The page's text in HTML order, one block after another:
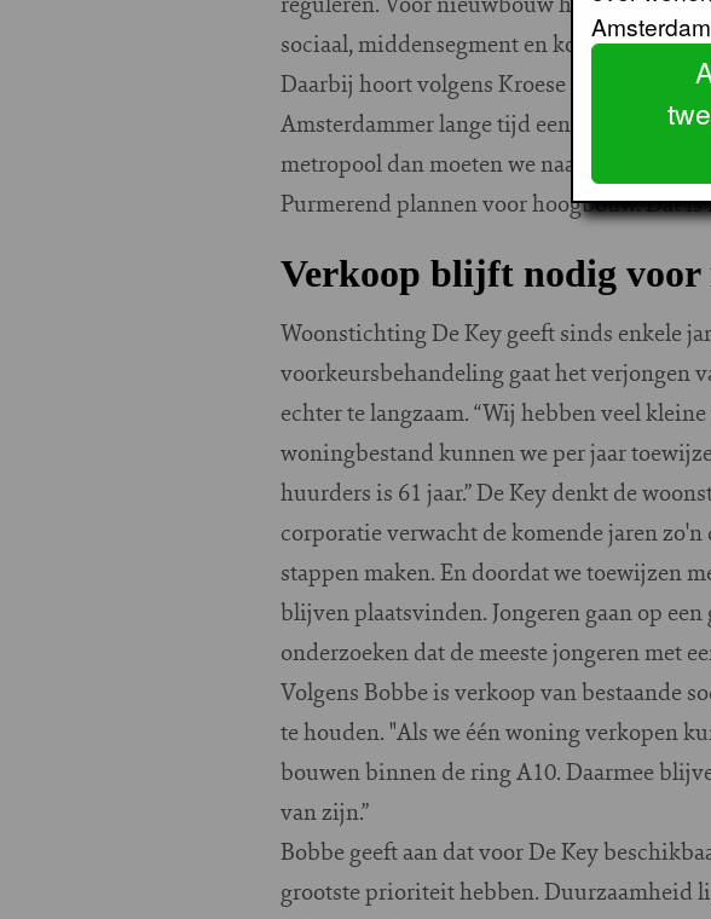
sociaal, middensegment en koop
Daarbij hoort volgens Kroese ook een
Amsterdammer lange tijd een huisje met
metropool dan moeten we naast
Purmerend plannen voor hoogbouw. Dat
Verkoop blijft nodig
Woonstichting De Key geeft sinds enkele
voorkeursbehandeling gaat het verjongen
echter te langzaam. “Wij hebben veel
woningbestand kunnen we per jaar
huurders is 61 jaar.” De Key denkt de
corporatie verwacht de komende jaren
stappen maken. En doordat we toewijzen
blijven plaatsvinden. Jongeren gaan op
onderzoeken dat de meeste jongeren met
Volgens Bobbe is verkoop van bestaande
te houden. "Als we één woning verkopen
bouwen binnen de ring A10. Daarmee
van zijn.”
Bobbe geeft aan dat voor De Key
grootste prioriteit hebben. Duurzaamheid